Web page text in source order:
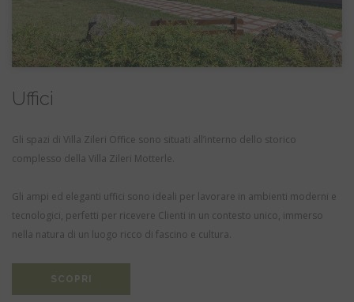
Uffici
Gli spazi di Villa Zileri Office sono situati all’interno dello storico
complesso della Villa Zileri Motterle.
Gli ampi ed eleganti uffici sono ideali per lavorare in ambienti moderni e
tecnologici, perfetti per ricevere Clienti in un contesto unico, immerso
nella natura di un luogo ricco di fascino e cultura.
SCOPRI